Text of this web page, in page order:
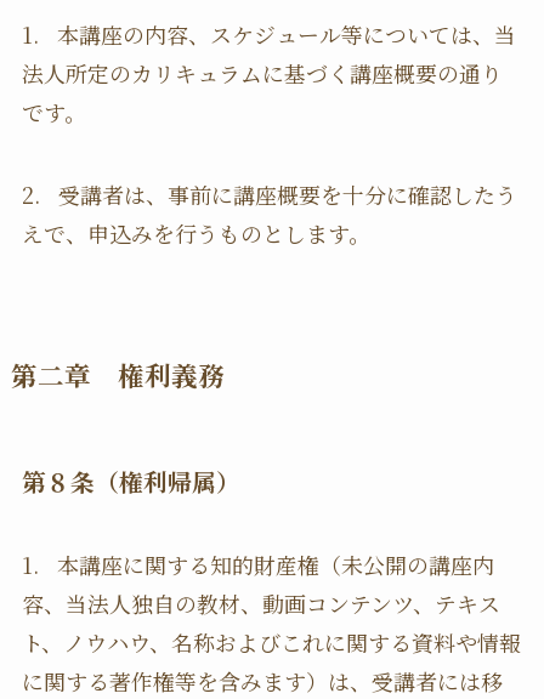
1. 本講座の内容、スケジュール等については、当
法人所定のカリキュラムに基づく講座概要の通り
です。
2. 受講者は、事前に講座概要を十分に確認したう
えで、申込みを行うものとします。
第二章 権利義務
第８条（権利帰属）
1. 本講座に関する知的財産権（未公開の講座内
容、当法人独自の教材、動画コンテンツ、テキス
ト、ノウハウ、名称およびこれに関する資料や情報
に関する著作権等を含みます）は、受講者には移